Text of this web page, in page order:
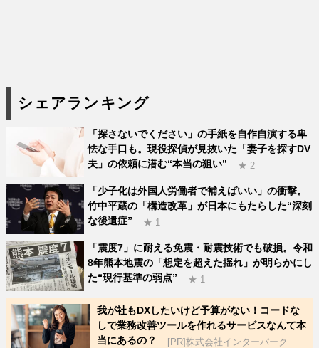
シェアランキング
「探さないでください」の手紙を自作自演する卑
怯な手口も。現役探偵が見抜いた「妻子を探すDV
夫」の依頼に潜む“本当の狙い”
★ 2
「少子化は外国人労働者で補えばいい」の衝撃。
竹中平蔵の「構造改革」が日本にもたらした“深刻
な後遺症”
★ 1
「震度7」に耐える免震・耐震技術でも破損。令和
8年熊本地震の「想定を超えた揺れ」が明らかにし
た“現行基準の弱点”
★ 1
我が社もDXしたいけど予算がない！コードな
しで業務改善ツールを作れるサービスなんて本
当にあるの？
[PR]株式会社インターパーク